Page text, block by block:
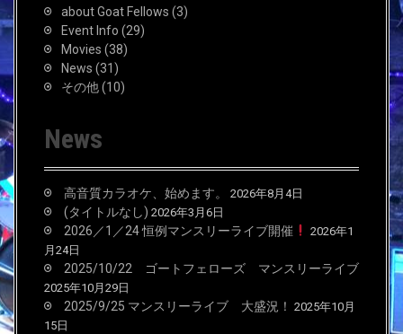
about Goat Fellows (3)
Event Info (29)
Movies (38)
News (31)
その他(10)
News
高音質カラオケ、始めます。 2026年8月4日
(タイトルなし) 2026年3月6日
2026／1／24 恒例マンスリーライブ開催
2026年1
月24日
2025/10/22 ゴートフェローズ マンスリーライブ
2025年10月29日
2025/9/25 マンスリーライブ 大盛況！ 2025年10月
15日